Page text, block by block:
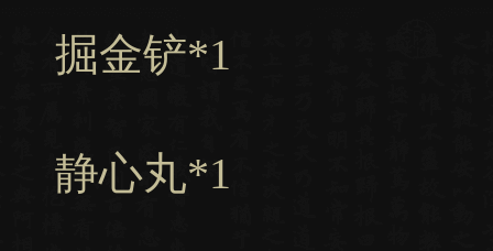
掘金铲
静心丸